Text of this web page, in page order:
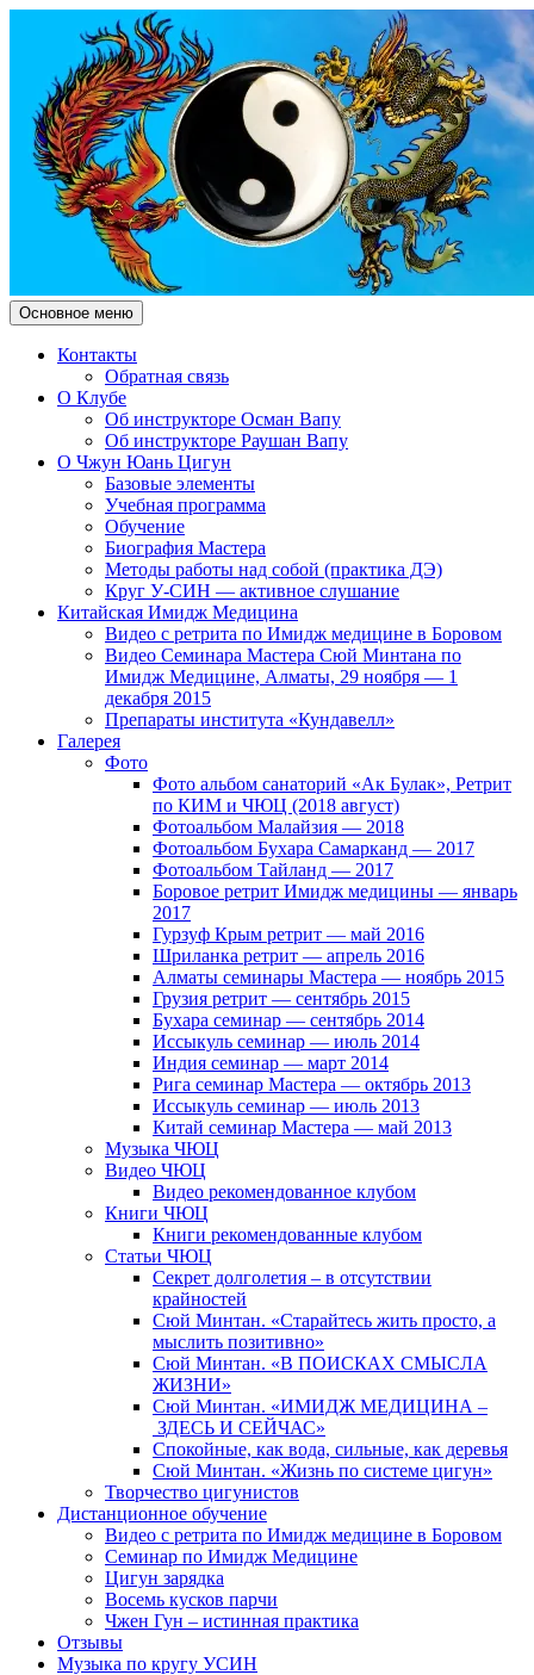
Чжун Юань Цигун Клуб
"Здесь и Сейчас"
Поиск
Основное меню Перейти
к
Контакты
Обратная связь
О Клубе
Об инструкторе Осман Вапу
Об инструкторе Раушан Вапу
О Чжун Юань Цигун
Базовые элементы
Учебная программа
Обучение
Биография Мастера
Методы работы над собой (практика ДЭ)
Круг У-СИН — активное слушание
Китайская Имидж Медицина
Видео с ретрита по Имидж медицине в Боровом
Видео Семинара Мастера Сюй Минтана по
Имидж Медицине, Алматы, 29 ноября — 1
декабря 2015
Препараты института «Кундавелл»
Галерея
Фото
Фото альбом санаторий «Ак Булак», Ретрит
по КИМ и ЧЮЦ (2018 август)
Фотоальбом Малайзия — 2018
Фотоальбом Бухара Самарканд — 2017
Фотоальбом Тайланд — 2017
Боровое ретрит Имидж медицины — январь
2017
Гурзуф Крым ретрит — май 2016
Шриланка ретрит — апрель 2016
Алматы семинары Мастера — ноябрь 2015
Грузия ретрит — сентябрь 2015
Бухара семинар — сентябрь 2014
Иссыкуль семинар — июль 2014
Индия семинар — март 2014
Рига семинар Мастера — октябрь 2013
Иссыкуль семинар — июль 2013
Китай семинар Мастера — май 2013
Музыка ЧЮЦ
Видео ЧЮЦ
Видео рекомендованное клубом
Книги ЧЮЦ
Книги рекомендованные клубом
Статьи ЧЮЦ
Секрет долголетия – в отсутствии
крайностей
Сюй Минтан. «Старайтесь жить просто, а
мыслить позитивно»
Сюй Минтан. «В ПОИСКАХ СМЫСЛА
ЖИЗНИ»
Сюй Минтан. «ИМИДЖ МЕДИЦИНА –
ЗДЕСЬ И СЕЙЧАС»
Спокойные, как вода, сильные, как деревья
Сюй Минтан. «Жизнь по системе цигун»
Творчество цигунистов
Дистанционное обучение
Видео с ретрита по Имидж медицине в Боровом
Семинар по Имидж Медицине
Цигун зарядка
Восемь кусков парчи
Чжен Гун – истинная практика
Отзывы
Музыка по кругу УСИН